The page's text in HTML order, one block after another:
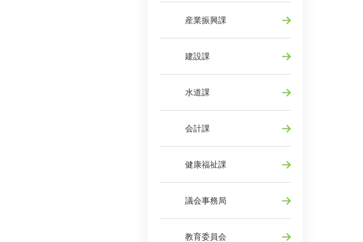
産業振興課
建設課
水道課
会計課
健康福祉課
議会事務局
教育委員会